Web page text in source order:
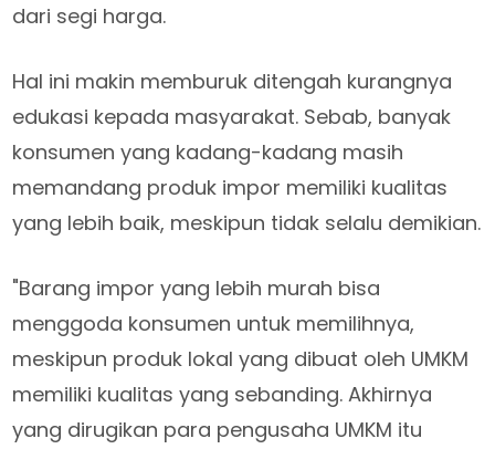
dari segi harga.
Hal ini makin memburuk ditengah kurangnya
edukasi kepada masyarakat. Sebab, banyak
konsumen yang kadang-kadang masih
memandang produk impor memiliki kualitas
yang lebih baik, meskipun tidak selalu demikian.
"Barang impor yang lebih murah bisa
menggoda konsumen untuk memilihnya,
meskipun produk lokal yang dibuat oleh UMKM
memiliki kualitas yang sebanding. Akhirnya
yang dirugikan para pengusaha UMKM itu